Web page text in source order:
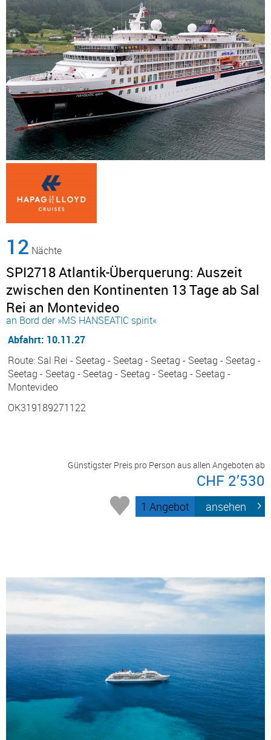
12 Nächte
SPI2718 Atlantik-Überquerung: Auszeit
zwischen den Kontinenten 13 Tage ab Sal
Rei an Montevideo
an Bord der »MS HANSEATIC spirit«
Abfahrt: 10.11.27
Route: Sal Rei - Seetag - Seetag - Seetag - Seetag - Seetag -
Seetag - Seetag - Seetag - Seetag - Seetag - Seetag -
Montevideo
OK319189271122
Günstigster Preis pro Person aus allen Angeboten ab
CHF 2’530
1 Angebot ansehen